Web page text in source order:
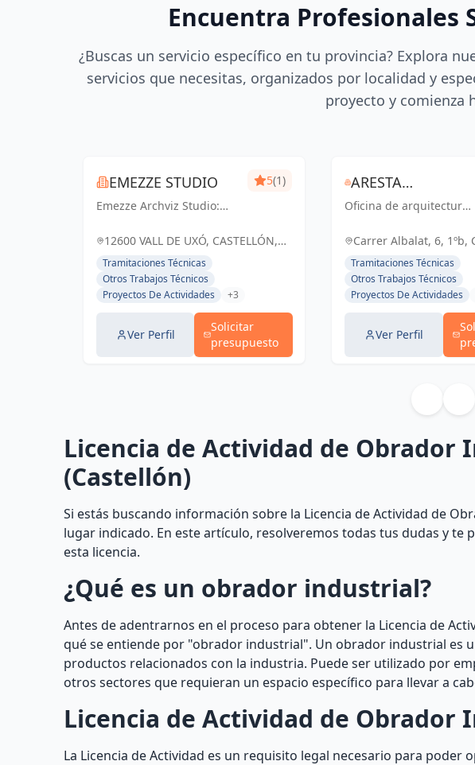
Encuentra Profesionales
¿Buscas un servicio específico en tu provincia? Explora
servicios que necesitas, organizados por localidad y
proyecto y comienza
EMEZZE STUDIO
Emezze Archviz Studio:
arquitectónicos en la Vall
Imágenes que inspiran
realidad.
5(1)
12600 VALL DE UXÓ, CASTELLÓN,
ESPAÑA, España
Tramitaciones Técnicas
Otros Trabajos Técnicos
Proyectos De Actividades
+3
Ver Perfil
Solicitar
presupuesto
ARESTA
ARQUITECTURA I
GESTIO SLP
Oficina de arquitectura
rehabilitación de
Carrer Albalat, 6, 1ºb,
España, España
Tramitaciones Técnicas
Otros Trabajos Técnicos
Proyectos De Actividades
Ver Perfil
Licencia de Actividad de Obrador
(Castellón)
Si estás buscando información sobre la Licencia de Actividad de
lugar indicado. En este artículo, resolveremos todas tus dudas y
esta licencia.
¿Qué es un obrador industrial?
Antes de adentrarnos en el proceso para obtener la Licencia de
qué se entiende por "obrador industrial". Un obrador industrial es
productos relacionados con la industria. Puede ser utilizado por
otros sectores que requieran un espacio específico para llevar a
Licencia de Actividad de Obrador
La Licencia de Actividad es un requisito legal necesario para